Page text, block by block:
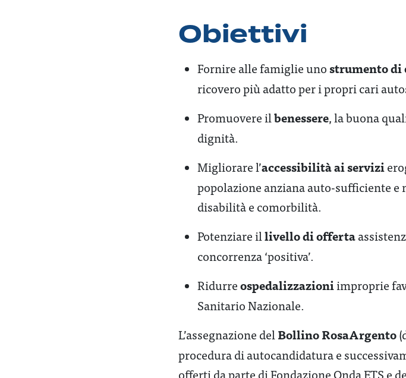
Obiettivi
Fornire alle famiglie unostrumento
ricovero più adatto per i propri cari
Promuovere ilbenessere, la buona
dignità.
Migliorare l’accessibilità ai servizi
popolazione anziana auto-sufficiente
disabilità e comorbilità.
Potenziare illivello di offerta
concorrenza ‘positiva’.
Ridurreospedalizzazioniimproprie
Sanitario Nazionale.
L’assegnazione del Bollino RosaArgento
procedura di autocandidatura e
offerti da parte di Fondazione Onda ETS e